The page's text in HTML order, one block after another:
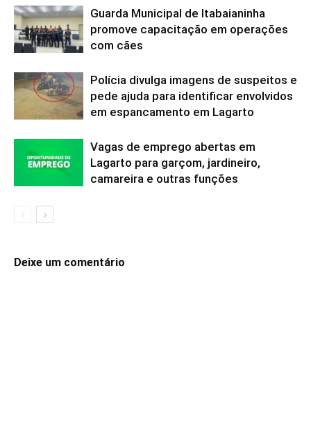
Guarda Municipal de Itabaianinha
promove capacitação em operações
com cães
Polícia divulga imagens de suspeitos e
pede ajuda para identificar envolvidos
em espancamento em Lagarto
Vagas de emprego abertas em
Lagarto para garçom, jardineiro,
camareira e outras funções
Deixe um comentário